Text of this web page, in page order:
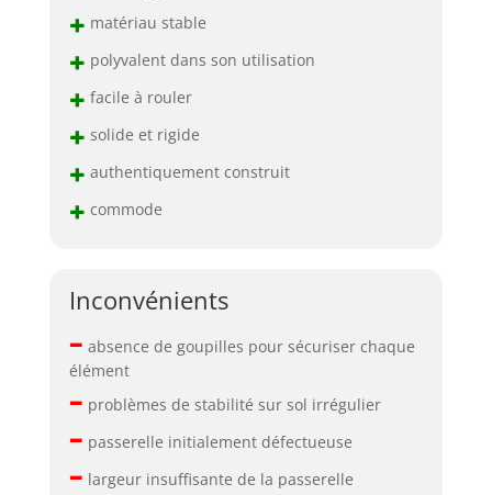
+ matériau stable
+ polyvalent dans son utilisation
+ facile à rouler
+ solide et rigide
+ authentiquement construit
+ commode
Inconvénients
– absence de goupilles pour sécuriser chaque
élément
– problèmes de stabilité sur sol irrégulier
– passerelle initialement défectueuse
– largeur insuffisante de la passerelle